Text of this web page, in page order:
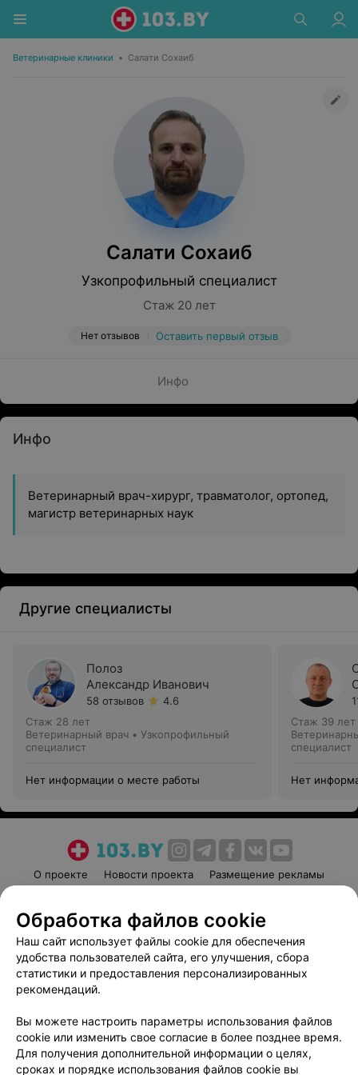
Ветеринарные клиники • Салати Сохаиб
Салати Сохаиб
Узкопрофильный специалист
Стаж 20 лет
Нет отзывов Оставить первый отзыв
Инфо
Инфо
Ветеринарный врач-хирург, травматолог, ортопед,
магистр ветеринарных наук
Другие специалисты
Полоз
Александр Иванович
58 отзывов
4.6
Стаж 28 лет
Ветеринарный врач • Узкопрофильный
специалист
Нет информации о месте работы
Стаж 39 лет
специалист
Нет
О проекте Новости проекта
Размещение рекламы
Пользовательское соглашение
Способы оплаты
Вакансии
Партнеры
Написать руководителю 103.by
Обработка персональных данных
Обработка файлов cookie
Наш сайт использует файлы cookie для обеспечения
удобства пользователей сайта, его улучшения, сбора
статистики и предоставления персонализированных
рекомендаций.
Вы можете настроить параметры использования файлов
cookie или изменить свое согласие в более позднее время.
Для получения дополнительной информации о целях,
сроках и порядке использования файлов cookie вы